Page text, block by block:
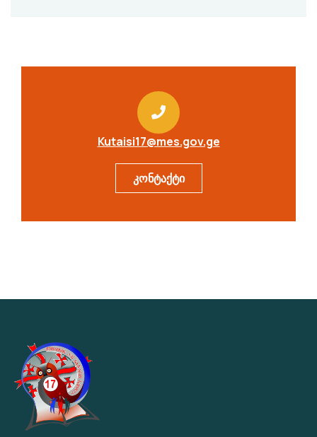
Kutaisi17@mes.gov.ge
კონტაქტი